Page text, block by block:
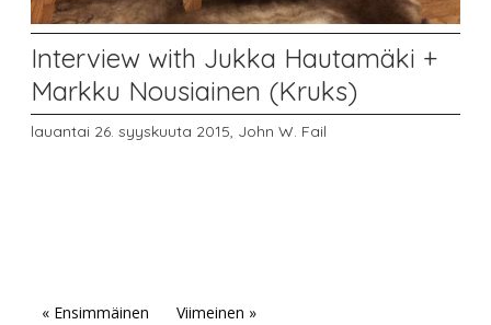
Interview with Jukka Hautamäki +
Markku Nousiainen (Kruks)
lauantai 26. syyskuuta 2015, John W. Fail
« Ensimmäinen Viimeinen »